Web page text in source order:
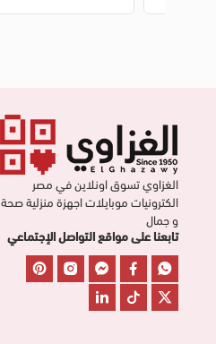
الغزاوي تسوق اونلاين في مصر
الكترونيات موبايلات اجهزة منزلية صحة
و جمال
تابعنا على مواقع التواصل الإجتماعي